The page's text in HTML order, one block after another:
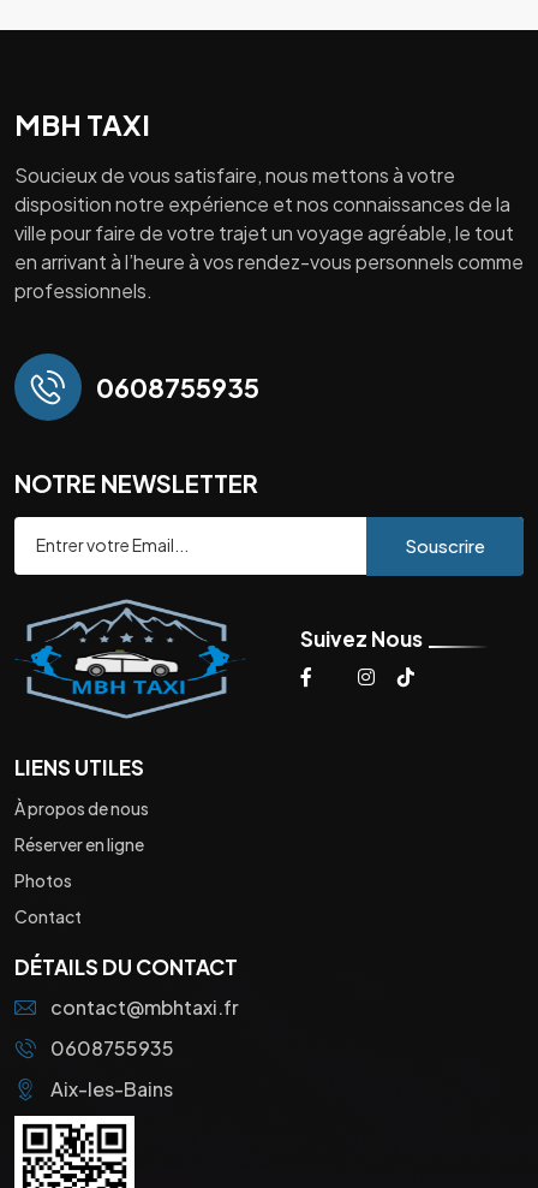
MBH TAXI
Soucieux de vous satisfaire, nous mettons à votre
disposition notre expérience et nos connaissances de la
ville pour faire de votre trajet un voyage agréable, le tout
en arrivant à l’heure à vos rendez-vous personnels comme
professionnels.
0608755935
NOTRE NEWSLETTER
Souscrire
Suivez Nous
LIENS UTILES
À propos de nous
Réserver en ligne
Photos
Contact
DÉTAILS DU CONTACT
contact@mbhtaxi.fr
0608755935
Aix-les-Bains